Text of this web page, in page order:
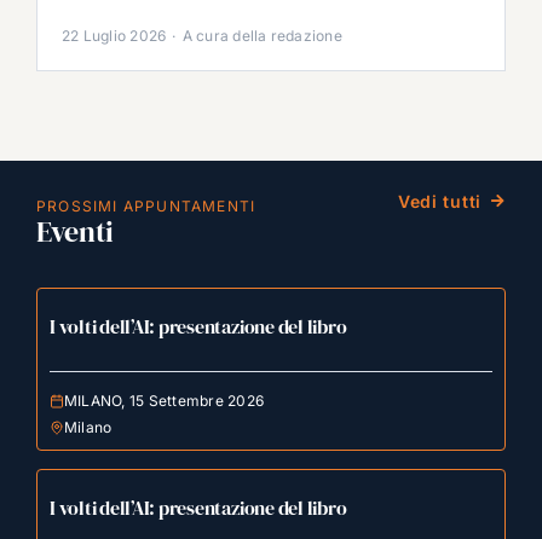
22 Luglio 2026 · A cura della redazione
PROSSIMI APPUNTAMENTI
Eventi
Vedi tutti
I volti dell’AI: presentazione del libro
MILANO, 15 Settembre 2026
Milano
I volti dell’AI: presentazione del libro